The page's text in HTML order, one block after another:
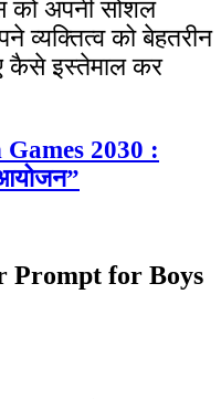
को अपनी सोशल
व्यक्तित्व को बेहतरीन
कैसे इस्तेमाल कर
2030 :
Prompt for Boys